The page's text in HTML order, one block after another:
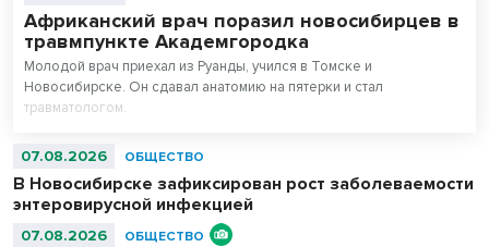
Африканский врач поразил новосибирцев в
травмпункте Академгородка
Молодой врач приехал из Руанды, учился в Томске и
Новосибирске. Он сдавал анатомию на пятерки и стал
травматологом.
07.08.2026 ОБЩЕСТВО
В Новосибирске зафиксирован рост заболеваемости
энтеровирусной инфекцией
07.08.2026 ОБЩЕСТВО